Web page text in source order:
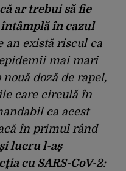
ar trebui să fie
întâmplă în cazul
an există riscul ca
mai mari
doză de rapel,
care circulă în
ca acest
în primul rând
lucru l-aş
cu SARS-CoV-2: